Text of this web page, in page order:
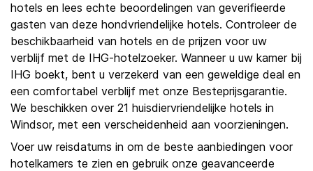
hotels en lees echte beoordelingen van geverifieerde
gasten van deze hondvriendelijke hotels. Controleer de
beschikbaarheid van hotels en de prijzen voor uw
verblijf met de IHG-hotelzoeker. Wanneer u uw kamer bij
IHG boekt, bent u verzekerd van een geweldige deal en
een comfortabel verblijf met onze Besteprijsgarantie.
We beschikken over 21 huisdiervriendelijke hotels in
Windsor, met een verscheidenheid aan voorzieningen.
Voer uw reisdatums in om de beste aanbiedingen voor
hotelkamers te zien en gebruik onze geavanceerde